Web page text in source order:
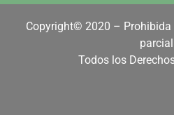
Copyright© 2020 –
parcial
Todos los